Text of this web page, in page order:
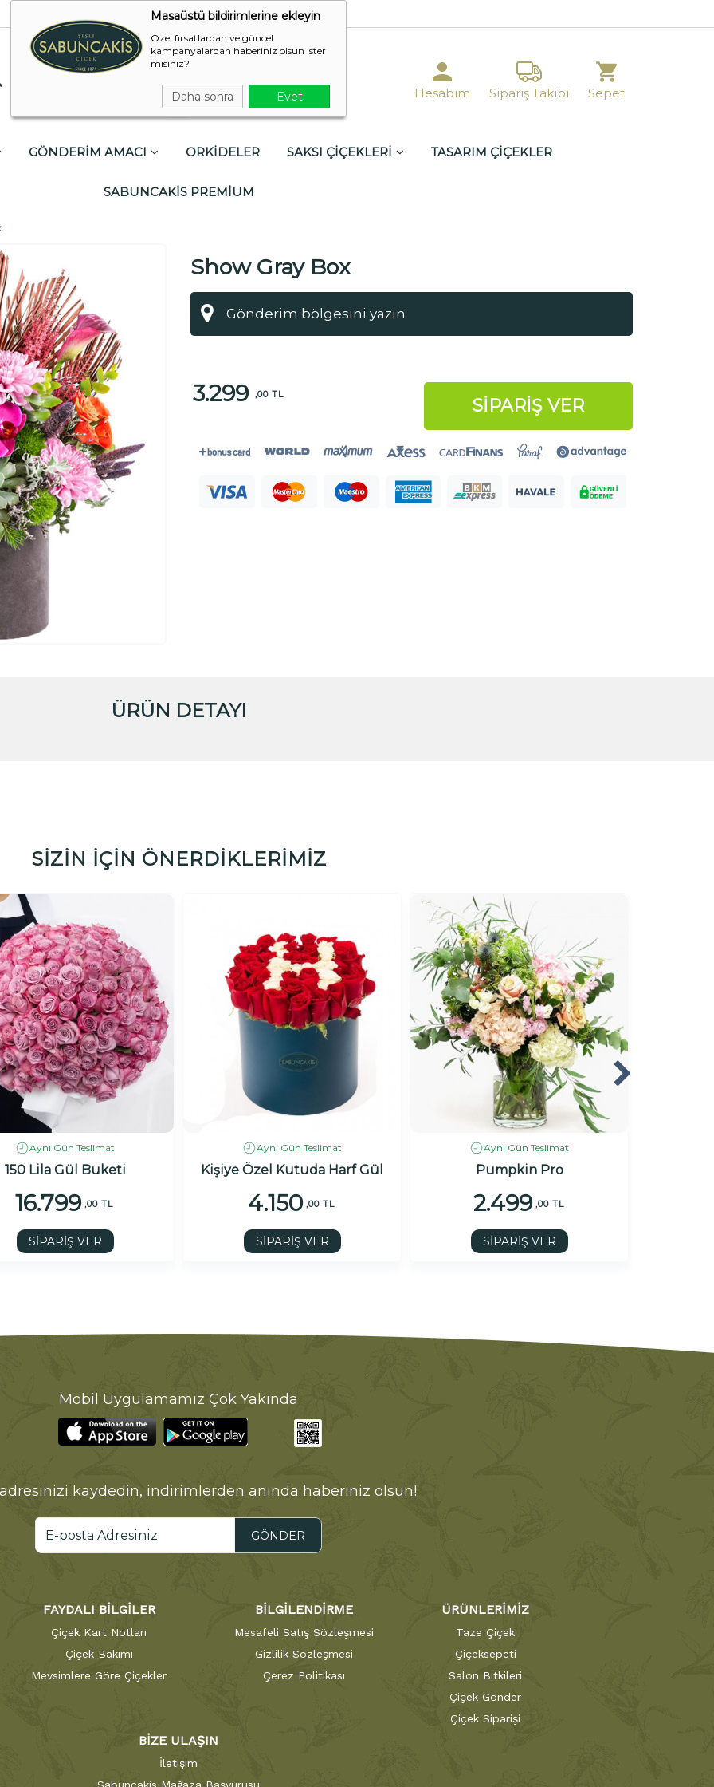
Masaüstü bildirimlerine ekleyin
Özel fırsatlardan ve güncel
kampanyalardan haberiniz olsun ister
misiniz?
Daha sonra Evet Hesabım Sipariş Takibi Sepet
GÖNDERİM AMACI ORKİDELER SAKSI ÇİÇEKLERİ TASARIM ÇİÇEKLER
SABUNCAKİS PREMİUM
Show Gray Box
3.299 ,00 TL
SİPARİŞ VER
ÜRÜN DETAYI
SİZİN İÇİN ÖNERDİKLERİMİZ
Aynı Gün Teslimat
150 Lila Gül Buketi
16.799 ,00 TL
SİPARİŞ VER
Aynı Gün Teslimat
Kişiye Özel Kutuda Harf Gül
4.150 ,00 TL
SİPARİŞ VER
Aynı Gün Teslimat
Pumpkin Pro
2.499 ,00 TL
SİPARİŞ VER
Mobil Uygulamamız Çok Yakında
kaydedin, indirimlerden anında haberiniz olsun!
GÖNDER
FAYDALI BİLGİLER
Çiçek Kart Notları
Çiçek Bakımı
Mevsimlere Göre Çiçekler
BİLGİLENDİRME
Mesafeli Satış Sözleşmesi
Gizlilik Sözleşmesi
Çerez Politikası
ÜRÜNLERİMİZ
Taze Çiçek
Çiçeksepeti
Salon Bitkileri
Çiçek Gönder
Çiçek Siparişi
BİZE ULAŞIN
İletişim